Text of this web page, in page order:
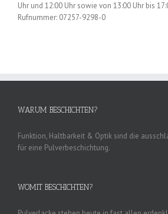
Uhr und 12:00 Uhr sowie von 13:00 Uhr bis
Rufnummer: 07257-9298-0
WARUM BESCHICHTEN?
Funktion, Haltbarkeit & Optik sind die
für eine Pulverbeschichtung.
WOMIT BESCHICHTEN?